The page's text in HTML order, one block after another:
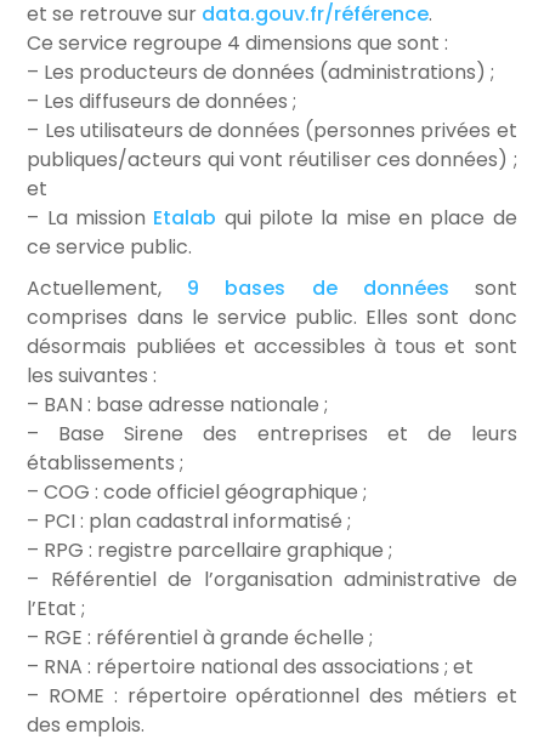
et se retrouve sur data.gouv.fr/référence.
Ce service regroupe 4 dimensions que sont :
– Les producteurs de données (administrations) ;
– Les diffuseurs de données ;
– Les utilisateurs de données (personnes privées et
publiques/acteurs qui vont réutiliser ces données) ;
et
– La mission Etalab qui pilote la mise en place de
ce service public.
Actuellement, 9 bases de données sont
comprises dans le service public. Elles sont donc
désormais publiées et accessibles à tous et sont
les suivantes :
– BAN : base adresse nationale ;
– Base Sirene des entreprises et de leurs
établissements ;
– COG : code officiel géographique ;
– PCI : plan cadastral informatisé ;
– RPG : registre parcellaire graphique ;
– Référentiel de l’organisation administrative de
l’Etat ;
– RGE : référentiel à grande échelle ;
– RNA : répertoire national des associations ; et
– ROME : répertoire opérationnel des métiers et
des emplois.